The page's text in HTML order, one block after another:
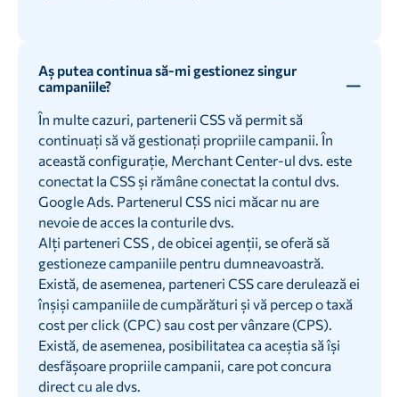
Aș putea continua să-mi gestionez singur
campaniile?
În multe cazuri, partenerii CSS vă permit să
continuați să vă gestionați propriile campanii. În
această configurație, Merchant Center-ul dvs. este
conectat la CSS și rămâne conectat la contul dvs.
Google Ads. Partenerul CSS nici măcar nu are
nevoie de acces la conturile dvs.
Alți parteneri CSS , de obicei agenții, se oferă să
gestioneze campaniile pentru dumneavoastră.
Există, de asemenea, parteneri CSS care derulează ei
înșiși campaniile de cumpărături și vă percep o taxă
cost per click (CPC) sau cost per vânzare (CPS).
Există, de asemenea, posibilitatea ca aceștia să își
desfășoare propriile campanii, care pot concura
direct cu ale dvs.